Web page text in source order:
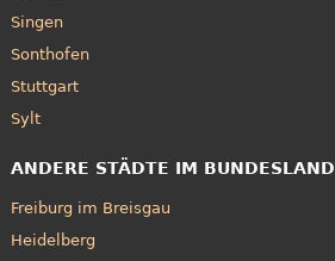
Singen
Sonthofen
Stuttgart
Sylt
ANDERE STÄDTE IM BUNDESLAND
Freiburg im Breisgau
Heidelberg